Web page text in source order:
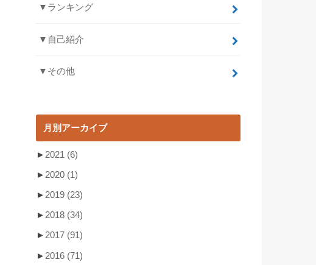
▼ランキング
▼自己紹介
▼その他
月別アーカイブ
► 2021 (6)
► 2020 (1)
► 2019 (23)
►2018 (34)
►2017 (91)
► 2016 (71)